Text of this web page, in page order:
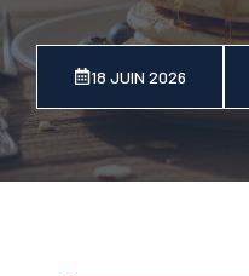
18 JUIN 2026